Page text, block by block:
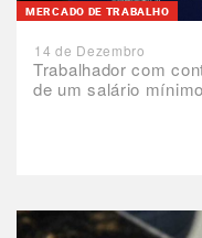
Trabalhador com
de um salário
MERCADO DE TRABALHO
14 de Dezembro